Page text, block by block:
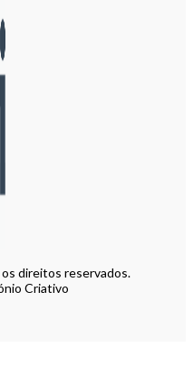
direitos reservados.
Criativo